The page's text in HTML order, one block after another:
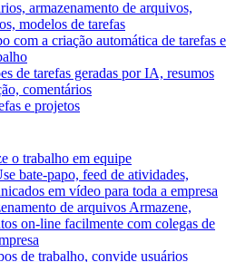
armazenamento de arquivos,
modelos de tarefas
com a criação automática de tarefas e
de tarefas geradas por IA, resumos
comentários
e projetos
o trabalho em equipe
bate-papo, feed de atividades,
em vídeo para toda a empresa
de arquivos Armazene,
on-line facilmente com colegas de
de trabalho, convide usuários